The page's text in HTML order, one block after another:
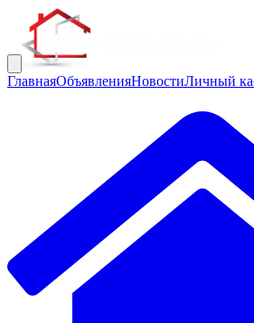
ГлавнаяОбъявленияНовостиЛичный